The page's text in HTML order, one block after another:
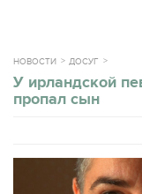
НОВОСТИ ДОСУГ
У ирландской
пропал сын